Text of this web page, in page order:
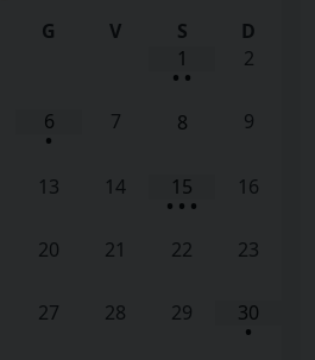
G V S
D
1
• •
2
6
•
7 8 9
13 14 15
• • •
16
20 21 22 23
27 28 29 30
•